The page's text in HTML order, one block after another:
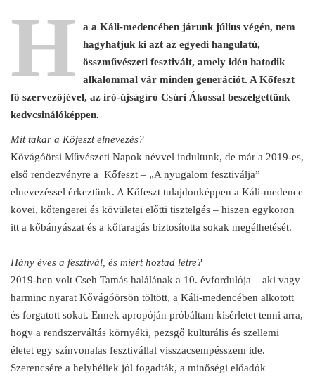
H
a a Káli-medencében járunk július végén, nem
hagyhatjuk ki azt az egyedi hangulatú,
összművészeti fesztivált, amely idén hatodik
alkalommal vár minden generációt. A Kőfeszt
fő szervezőjével, az író-újságíró Csúri Ákossal beszélgettünk
kedvcsinálóképpen.
Mit takar a Kőfeszt elnevezés?
Kővágóörsi Művészeti Napok névvel indultunk, de már a 2019-es,
első rendezvényre a Kőfeszt – „A nyugalom fesztiválja”
elnevezéssel érkeztünk. A Kőfeszt tulajdonképpen a Káli-medence
kövei, kőtengerei és kövületei előtti tisztelgés – hiszen egykoron
itt a kőbányászat és a kőfaragás biztosította sokak megélhetését.
Hány éves a fesztivál, és miért hoztad létre?
2019-ben volt Cseh Tamás halálának a 10. évfordulója – aki vagy
harminc nyarat Kővágóörsön töltött, a Káli-medencében alkotott
és forgatott sokat. Ennek apropóján próbáltam kísérletet tenni arra,
hogy a rendszerváltás környéki, pezsgő kulturális és szellemi
életet egy színvonalas fesztivállal visszacsempésszem ide.
Szerencsére a helybéliek jól fogadták, a minőségi előadók